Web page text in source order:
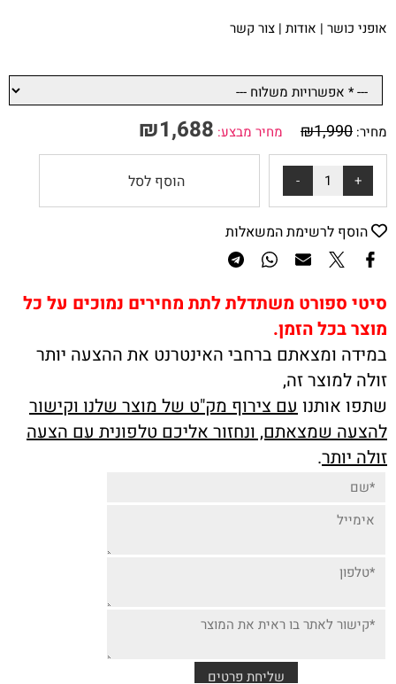
אופני כושר | אודות | צור קשר
מחיר: ₪1,990 מחיר מבצע: ₪1,688
הוסף לסל
הוסף לרשימת המשאלות
סיטי ספורט משתדלת לתת מחירים נמוכים על כל
מוצר בכל הזמן.
במידה ומצאתם ברחבי האינטרנט את ההצעה יותר
זולה למוצר זה,
שתפו אותנו עם צירוף מק"ט של מוצר שלנו וקישור
להצעה שמצאתם, ונחזור אליכם טלפונית עם הצעה
זולה יותר.